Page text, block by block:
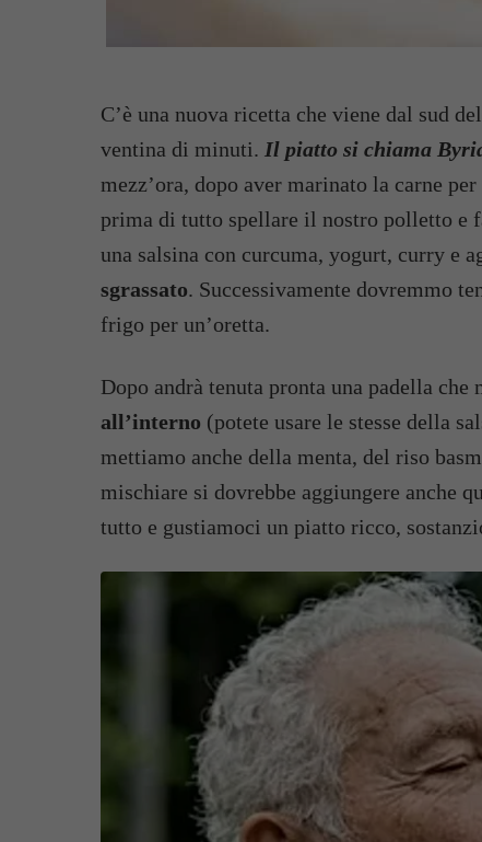
C’è una nuova ricetta che viene dal sud
ventina di minuti. Il piatto si chiama
mezz’ora, dopo aver marinato la carne
prima di tutto spellare il nostro polletto e
una salsina con curcuma, yogurt, curry e
sgrassato. Successivamente dovremmo
frigo per un’oretta.
Dopo andrà tenuta pronta una padella che
all’interno (potete usare le stesse della
mettiamo anche della menta, del riso
mischiare si dovrebbe aggiungere anche
tutto e gustiamoci un piatto ricco,